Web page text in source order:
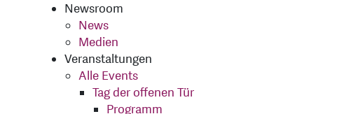
Newsroom
News
Medien
Veranstaltungen
Alle Events
Tag der offenen Tür
Programm